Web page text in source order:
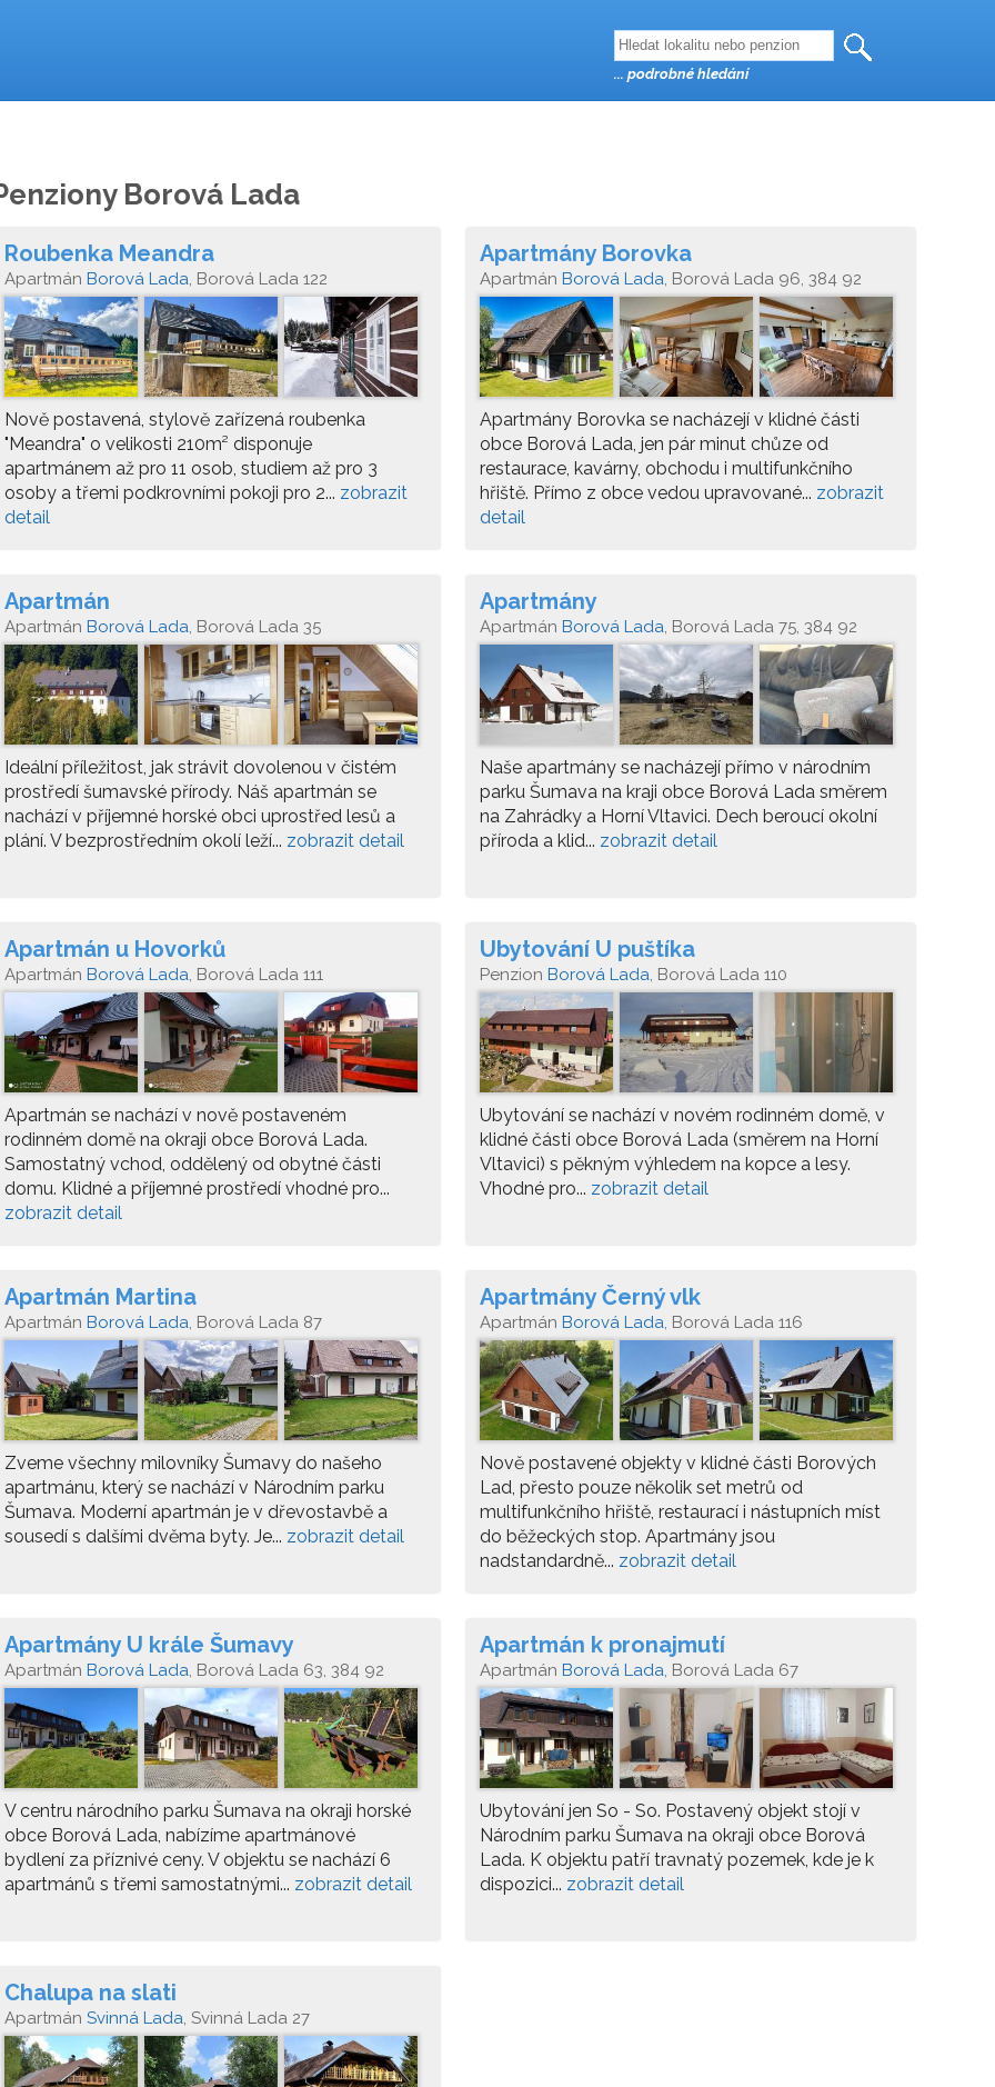
Borová Lada
Roubenka Meandra
Apartmán Borová Lada, Borová Lada 122
Nově postavená, stylově zařízená roubenka
"Meandra" o velikosti 210m² disponuje
apartmánem až pro 11 osob, studiem až pro 3
osoby a třemi podkrovními pokoji pro 2... zobrazit
detail
Apartmány Borovka
Apartmán Borová Lada, Borová Lada 96, 384 92
Apartmány Borovka se nacházejí v klidné části
obce Borová Lada, jen pár minut chůze od
restaurace, kavárny, obchodu i multifunkčního
hřiště. Přímo z obce vedou upravované... zobrazit
detail
Apartmán
Apartmán Borová Lada, Borová Lada 35
Ideální příležitost, jak strávit dovolenou v čistém
prostředí šumavské přírody. Náš apartmán se
nachází v příjemné horské obci uprostřed lesů a
plání. V bezprostředním okolí leží... zobrazit detail
Apartmány
Apartmán Borová Lada, Borová Lada 75, 384 92
Naše apartmány se nacházejí přímo v národním
parku Šumava na kraji obce Borová Lada směrem
na Zahrádky a Horní Vltavici. Dech beroucí okolní
příroda a klid... zobrazit detail
Apartmán u Hovorků
Apartmán Borová Lada, Borová Lada 111
Apartmán se nachází v nově postaveném
rodinném domě na okraji obce Borová Lada.
Samostatný vchod, oddělený od obytné části
domu. Klidné a příjemné prostředí vhodné pro...
zobrazit detail
Ubytování U puštíka
Penzion Borová Lada, Borová Lada 110
Ubytování se nachází v novém rodinném domě, v
klidné části obce Borová Lada (směrem na Horní
Vltavici) s pěkným výhledem na kopce a lesy.
Vhodné pro... zobrazit detail
Apartmán Martina
Apartmán Borová Lada, Borová Lada 87
Zveme všechny milovníky Šumavy do našeho
apartmánu, který se nachází v Národním parku
Šumava. Moderní apartmán je v dřevostavbě a
sousedí s dalšími dvěma byty. Je... zobrazit detail
Apartmány Černý vlk
Apartmán Borová Lada, Borová Lada 116
Nově postavené objekty v klidné části Borových
Lad, přesto pouze několik set metrů od
multifunkčního hřiště, restaurací i nástupních míst
do běžeckých stop. Apartmány jsou
nadstandardně... zobrazit detail
Apartmány U krále Šumavy
Apartmán Borová Lada, Borová Lada 63, 384 92
V centru národního parku Šumava na okraji horské
obce Borová Lada, nabízíme apartmánové
bydlení za příznivé ceny. V objektu se nachází 6
apartmánů s třemi samostatnými... zobrazit detail
Apartmán k pronajmutí
Apartmán Borová Lada, Borová Lada 67
Ubytování jen So - So. Postavený objekt stojí v
Národním parku Šumava na okraji obce Borová
Lada. K objektu patří travnatý pozemek, kde je k
dispozici... zobrazit detail
Chalupa na slati
Apartmán Svinná Lada, Svinná Lada 27
... podrobné hledání